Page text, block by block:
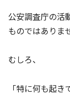
公安調査庁の活
ものではありま
むしろ、
「特に何も起き